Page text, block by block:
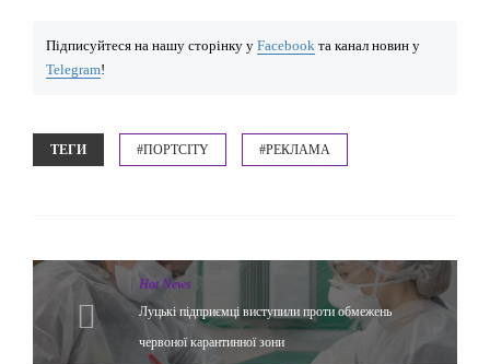
Підписуйтеся на нашу сторінку у Facebook та канал новин у
Telegram!
ТЕГИ #ПОРТCITY #РЕКЛАМА
Hot News
Луцькі підприємці виступили проти обмежень
червоної карантинної зони